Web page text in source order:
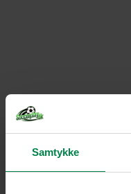
Samtykke